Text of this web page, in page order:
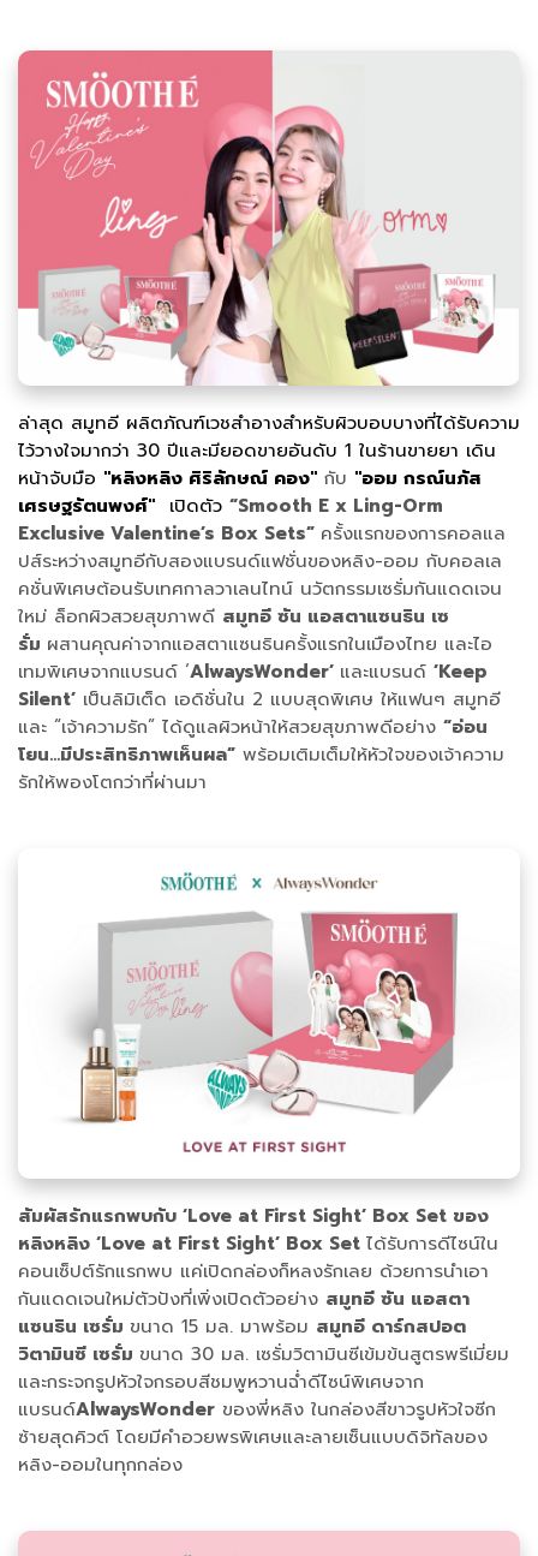
ล่าสุด สมูทอี ผลิตภัณฑ์เวชสำอางสำหรับผิวบอบบางที่ได้รับความ
ไว้วางใจมากว่า 30 ปีและมียอดขายอันดับ 1 ในร้านขายยา เดิน
หน้าจับมือ "หลิงหลิง ศิริลักษณ์ คอง" กับ "ออม กรณ์นภัส
เศรษฐรัตนพงศ์" เปิดตัว “Smooth E x Ling-Orm
Exclusive Valentine’s Box Sets” ครั้งแรกของการคอลแล
ปส์ระหว่างสมูทอีกับสองแบรนด์แฟชั่นของหลิง-ออม กับคอลเล
คชั่นพิเศษต้อนรับเทศกาลวาเลนไทน์ นวัตกรรมเซรั่มกันแดดเจน
ใหม่ ล็อกผิวสวยสุขภาพดี สมูทอี ซัน แอสตาแซนธิน เซ
รั่ม ผสานคุณค่าจากแอสตาแซนธินครั้งแรกในเมืองไทย และไอ
เทมพิเศษจากแบรนด์ ‘AlwaysWonder’ และแบรนด์ ’Keep
Silent’ เป็นลิมิเต็ด เอดิชั่นใน 2 แบบสุดพิเศษ ให้แฟนๆ สมูทอี
และ “เจ้าความรัก” ได้ดูแลผิวหน้าให้สวยสุขภาพดีอย่าง “อ่อน
โยน…มีประสิทธิภาพเห็นผล” พร้อมเติมเต็มให้หัวใจของเจ้าความ
รักให้พองโตกว่าที่ผ่านมา
สัมผัสรักแรกพบกับ ‘Love at First Sight’ Box Set ของ
หลิงหลิง ‘Love at First Sight’ Box Set ได้รับการดีไซน์ใน
คอนเซ็ปต์รักแรกพบ แค่เปิดกล่องก็หลงรักเลย ด้วยการนำเอา
กันแดดเจนใหม่ตัวปังที่เพิ่งเปิดตัวอย่าง สมูทอี ซัน แอสตา
แซนธิน เซรั่ม ขนาด 15 มล. มาพร้อม สมูทอี ดาร์กสปอต
วิตามินซี เซรั่ม ขนาด 30 มล. เซรั่มวิตามินซีเข้มข้นสูตรพรีเมี่ยม
และกระจกรูปหัวใจกรอบสีชมพูหวานฉ่ำดีไซน์พิเศษจาก
แบรนด์AlwaysWonder ของพี่หลิง ในกล่องสีขาวรูปหัวใจซีก
ซ้ายสุดคิวต์ โดยมีคำอวยพรพิเศษและลายเซ็นแบบดิจิทัลของ
หลิง-ออมในทุกกล่อง